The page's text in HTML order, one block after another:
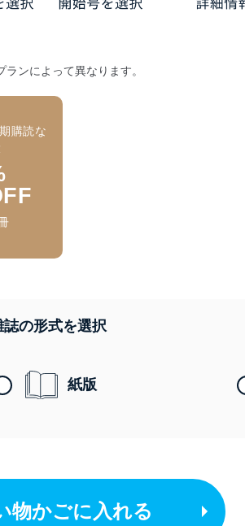
ンによって異なります。
購読な
誌の形式を選択
紙版
物かごに入れる